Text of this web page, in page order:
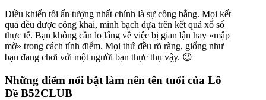
Điều khiến tôi ấn tượng nhất chính là sự công bằng. Mọi kết
quả đều được công khai, minh bạch dựa trên kết quả xổ số
thực tế. Bạn không cần lo lắng về việc bị gian lận hay «mập
mờ» trong cách tính điểm. Mọi thứ đều rõ ràng, giống như
bạn đang chơi với một người bạn thực thụ vậy. 😉
Những điểm nổi bật làm nên tên tuổi của Lô
Đề B52CLUB